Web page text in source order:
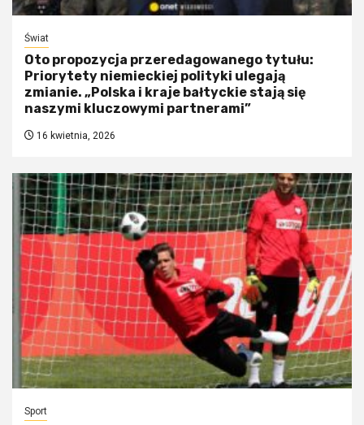
Świat
Oto propozycja przeredagowanego tytułu:
Priorytety niemieckiej polityki ulegają
zmianie. „Polska i kraje bałtyckie stają się
naszymi kluczowymi partnerami”
16 kwietnia, 2026
Sport